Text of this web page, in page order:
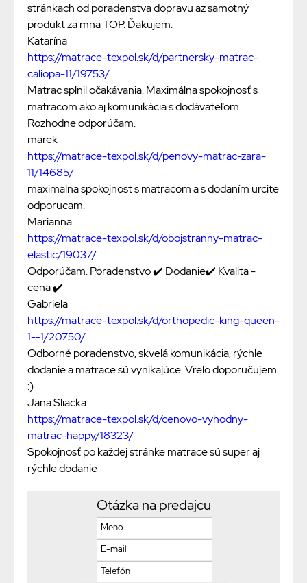
stránkach od poradenstva dopravu az samotný
produkt za mna TOP. Ďakujem.
Katarína
https://matrace-texpol.sk/d/partnersky-matrac-
caliopa-11/19753/
Matrac splnil očakávania. Maximálna spokojnosť s
matracom ako aj komunikácia s dodávateľom.
Rozhodne odporúčam.
marek
https://matrace-texpol.sk/d/penovy-matrac-zara-
11/14685/
maximalna spokojnost s matracom a s dodaním urcite
odporucam.
Marianna
https://matrace-texpol.sk/d/obojstranny-matrac-
elastic/19037/
Odporúčam. Poradenstvo ✔️ Dodanie✔️ Kvalita -
cena ✔️
Gabriela
https://matrace-texpol.sk/d/orthopedic-king-queen-
1--1/20750/
Odborné poradenstvo, skvelá komunikácia, rýchle
dodanie a matrace sú vynikajúce. Vrelo doporučujem
:)
Jana Sliacka
https://matrace-texpol.sk/d/cenovo-vyhodny-
matrac-happy/18323/
Spokojnosť po každej stránke matrace sú super aj
rýchle dodanie
Otázka na predajcu